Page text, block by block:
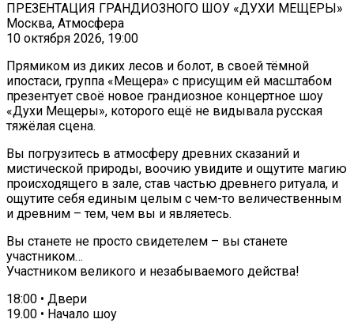
ПРЕЗЕНТАЦИЯ ГРАНДИОЗНОГО ШОУ «ДУХИ МЕЩЕРЫ»
Москва, Атмосфера
10 октября 2026, 19:00
Прямиком из диких лесов и болот, в своей тёмной
ипостаси, группа «Мещера» с присущим ей масштабом
презентует своё новое грандиозное концертное шоу
«Духи Мещеры», которого ещё не видывала русская
тяжёлая сцена.
Вы погрузитесь в атмосферу древних сказаний и
мистической природы, воочию увидите и ощутите магию
происходящего в зале, став частью древнего ритуала, и
ощутите себя единым целым с чем-то величественным
и древним – тем, чем вы и являетесь.
Вы станете не просто свидетелем – вы станете
участником…
Участником великого и незабываемого действа!
18:00 • Двери
19.00 • Начало шоу